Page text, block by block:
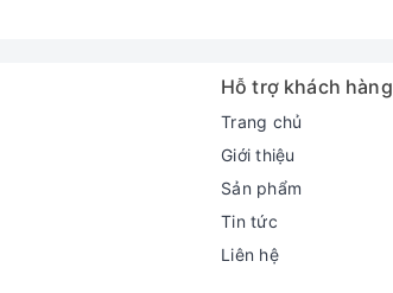
Hỗ trợ khách hàng
Trang chủ
Giới thiệu
Sản phẩm
Tin tức
Liên hệ